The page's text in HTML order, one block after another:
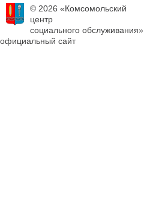
© 2026 «Комсомольский
центр
социального обслуживания»
официальный сайт